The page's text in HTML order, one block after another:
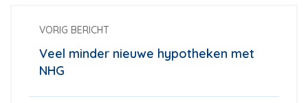
VORIG BERICHT
Veel minder nieuwe hypotheken met
NHG